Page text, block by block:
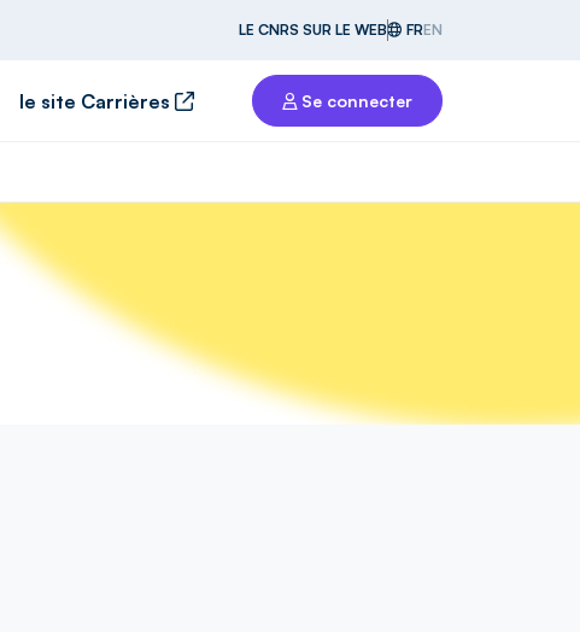
LE CNRS SUR LE WEB FREN
le site Carrières Se connecter